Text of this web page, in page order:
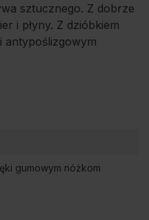
sztucznego. Z dobrze
i płyny. Z dzióbkiem
antypoślizgowym
gumowym nóżkom